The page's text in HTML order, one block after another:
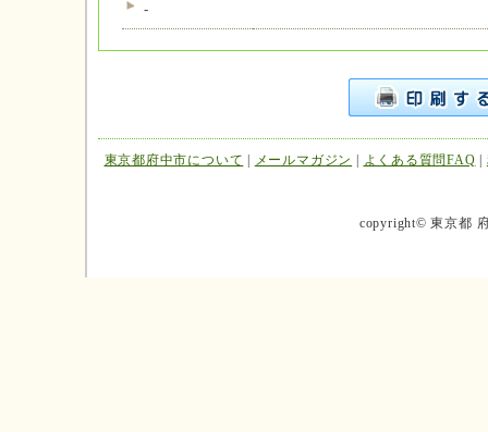
-
東京都府中市について メールマガジン よくある質問FAQ
copyright© 東京都